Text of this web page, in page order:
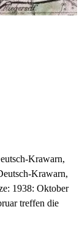
Krawarn,
Krawarn,
1938: Oktober
treffen die